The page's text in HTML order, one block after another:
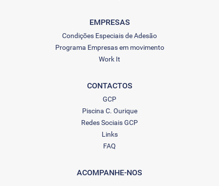
EMPRESAS
Condições Especiais de Adesão
Programa Empresas em movimento
Work It
CONTACTOS
GCP
Piscina C. Ourique
Redes Sociais GCP
Links
FAQ
ACOMPANHE-NOS